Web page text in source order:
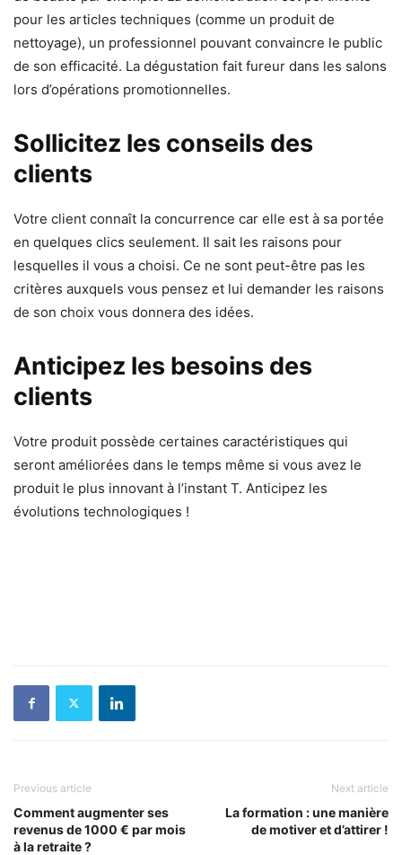
pour les articles techniques (comme un produit de
nettoyage), un professionnel pouvant convaincre le public
de son efficacité. La dégustation fait fureur dans les salons
lors d’opérations promotionnelles.
Sollicitez les conseils des
clients
Votre client connaît la concurrence car elle est à sa portée
en quelques clics seulement. Il sait les raisons pour
lesquelles il vous a choisi. Ce ne sont peut-être pas les
critères auxquels vous pensez et lui demander les raisons
de son choix vous donnera des idées.
Anticipez les besoins des
clients
Votre produit possède certaines caractéristiques qui
seront améliorées dans le temps même si vous avez le
produit le plus innovant à l’instant T. Anticipez les
évolutions technologiques !
Previous article
Comment augmenter ses
revenus de 1000 € par mois
à la retraite ?
Next article
La formation : une manière
de motiver et d’attirer !